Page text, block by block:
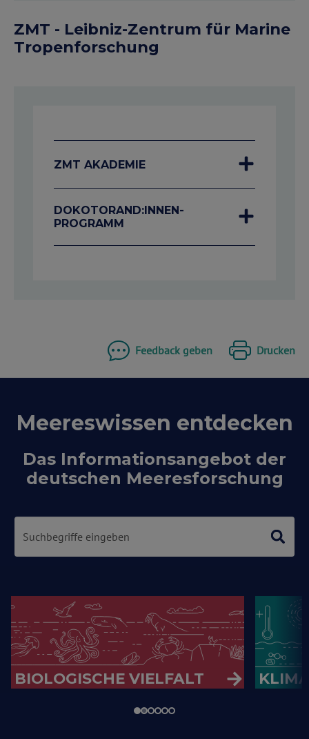
ZMT - Leibniz-Zentrum für Marine
Tropenforschung
ZMT AKADEMIE
DOKOTORAND:INNEN-
PROGRAMM
Feedback geben Drucken
Meereswissen entdecken
Das Informationsangebot der
deutschen Meeresforschung
BIOLOGISCHE VIELFALT